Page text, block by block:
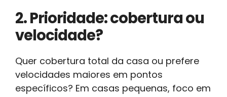
2. Prioridade: cobertura ou
velocidade?
Quer cobertura total da casa ou prefere
velocidades maiores em pontos
específicos? Em casas pequenas, foco em